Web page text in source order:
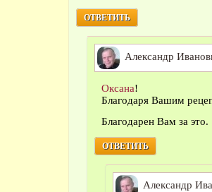
ОТВЕТИТЬ
Александр
Оксана!
Благодаря Вашим
Благодарен Вам за это.
ОТВЕТИТЬ
Александр